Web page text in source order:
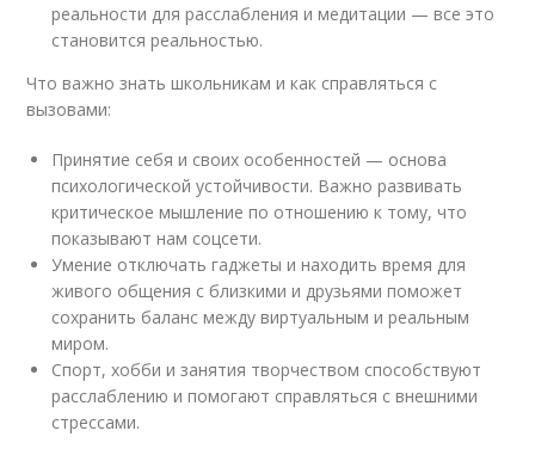
реальности для расслабления и медитации — все это
становится реальностью.
Что важно знать школьникам и как справляться с
вызовами:
Принятие себя и своих особенностей — основа
психологической устойчивости. Важно развивать
критическое мышление по отношению к тому, что
показывают нам соцсети.
Умение отключать гаджеты и находить время для
живого общения с близкими и друзьями поможет
сохранить баланс между виртуальным и реальным
миром.
Спорт, хобби и занятия творчеством способствуют
расслаблению и помогают справляться с внешними
стрессами.